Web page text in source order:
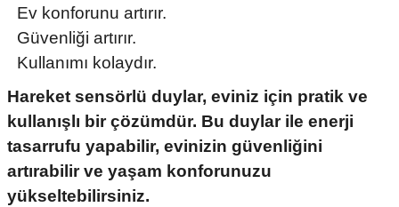
Ev konforunu artırır.
Güvenliği artırır.
Kullanımı kolaydır.
Hareket sensörlü duylar, eviniz için pratik ve
kullanışlı bir çözümdür. Bu duylar ile enerji
tasarrufu yapabilir, evinizin güvenliğini
artırabilir ve yaşam konforunuzu
yükseltebilirsiniz.